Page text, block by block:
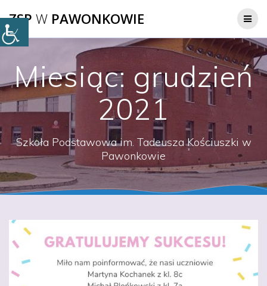
do
ZSP W PAWONKOWIE
Miesiąc: grudzień
2021
Szkoła Podstawowa im. Tadeusza Kościuszki w
Pawonkowie